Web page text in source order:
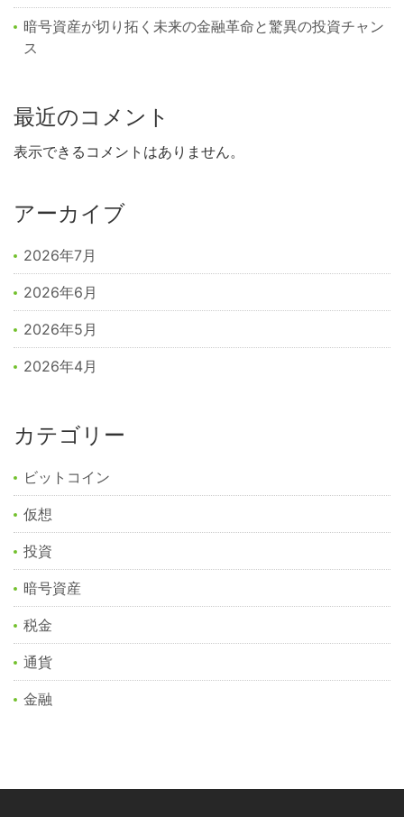
暗号資産が切り拓く未来の金融革命と驚異の投資チャン
ス
最近のコメント
表示できるコメントはありません。
アーカイブ
2026年7月
2026年6月
2026年5月
2026年4月
カテゴリー
ビットコイン
仮想
投資
暗号資産
税金
通貨
金融